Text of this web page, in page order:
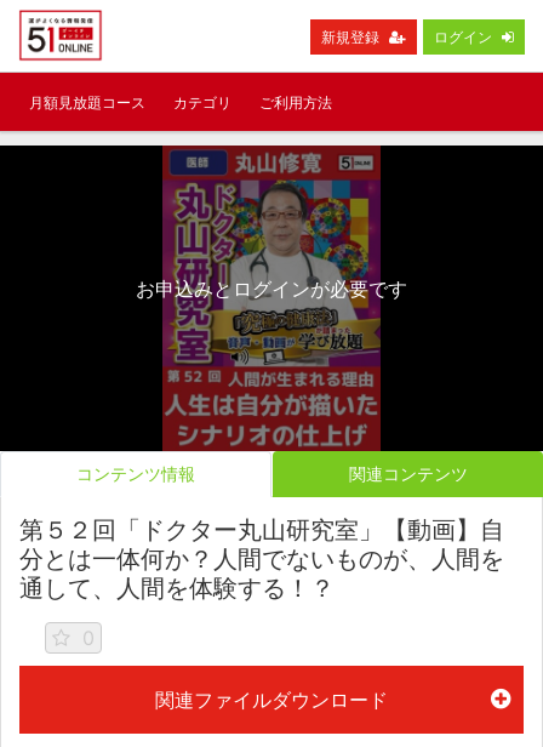
新規登録 ログイン
月額見放題コース カテゴリ ご利用方法
お申込みとログインが必要です
コンテンツ情報 関連コンテンツ
第５２回「ドクター丸山研究室」【動画】自
分とは一体何か？人間でないものが、人間を
通して、人間を体験する！？
0
関連ファイルダウンロード